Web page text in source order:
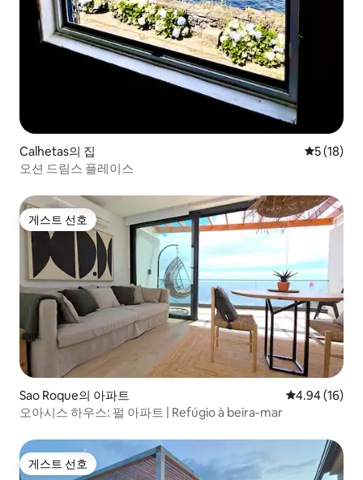
Calhetas의 집 평점 5점
5 (18)
오션 드림스 플레이스
게스트 선호
게스트 선호
Sao Roque의 아파트 평점 4.94점(5
4.94 (16)
오아시스 하우스: 펄 아파트 | Refúgio à beira-mar
게스트 선호
게스트 선호